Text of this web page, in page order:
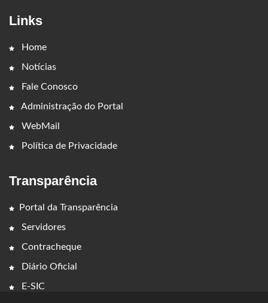
Links
Home
Notícias
Fale Conosco
Administração do Portal
WebMail
Política de Privacidade
Transparência
Portal da Transparência
Servidores
Contracheque
Diário Oficial
E-SIC